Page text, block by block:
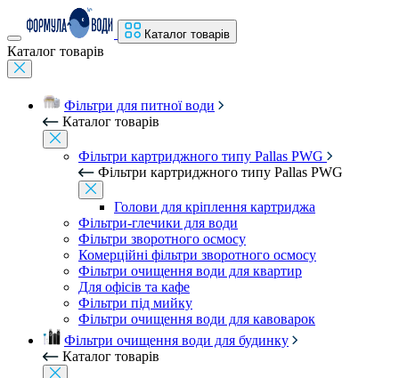
Каталог товарів
Каталог товарів
Фільтри для питної води
Каталог товарів
Фільтри картриджного типу Pallas PWG
Фільтри картриджного типу Pallas PWG
Голови для кріплення картриджа
Фільтри-глечики для води
Фільтри зворотного осмосу
Комерційні фільтри зворотного осмосу
Фільтри очищення води для квартир
Для офісів та кафе
Фільтри під мийку
Фільтри очищення води для кавоварок
Фільтри очищення води для будинку
Каталог товарів